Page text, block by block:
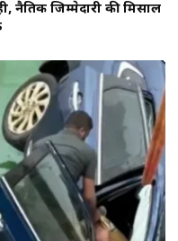
नैतिक जिम्मेदारी की मिसाल